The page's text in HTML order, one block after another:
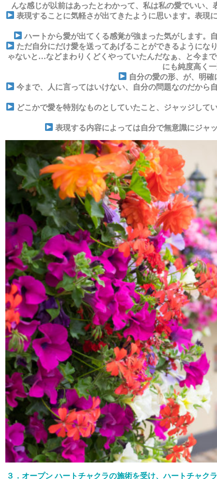
んな感じが以前はあったとわかって、私は私の愛でいい
表現することに気軽さが出てきたように思います。表現
ハートから愛が出てくる感覚が強まった気がします。
ただ自分にだけ愛を送ってあげることができるようにな
ゃないと…などまわりくどくやっていたんだなぁ、と今ま
にも純度高く
自分の愛の形、が、明
今まで、人に言ってはいけない、自分の問題なのだから
どこかで愛を特別なものとしていたこと、ジャッジして
表現する内容によっては自分で無意識にジャ
３．オープン ハートチャクラの施術を受け、ハートチャ